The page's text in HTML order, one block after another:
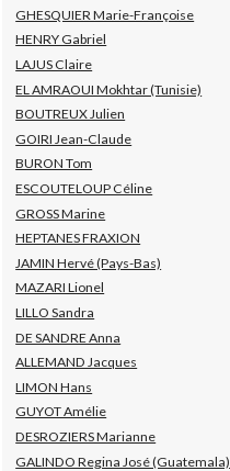
GHESQUIER Marie-Françoise
HENRY Gabriel
LAJUS Claire
EL AMRAOUI Mokhtar (Tunisie)
BOUTREUX Julien
GOIRI Jean-Claude
BURON Tom
ESCOUTELOUP Céline
GROSS Marine
HEPTANES FRAXION
JAMIN Hervé (Pays-Bas)
MAZARI Lionel
LILLO Sandra
DE SANDRE Anna
ALLEMAND Jacques
LIMON Hans
GUYOT Amélie
DESROZIERS Marianne
GALINDO Regina José (Guatemala)